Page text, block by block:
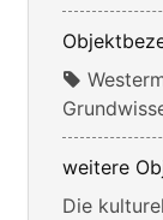
weitere
Die